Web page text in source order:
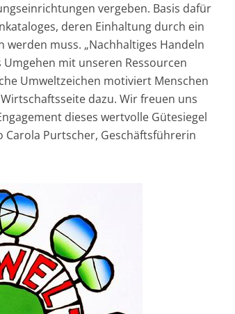
vergeben. Basis dafür
deren Einhaltung durch ein
muss. „Nachhaltiges Handeln
mit unseren Ressourcen
Umweltzeichen motiviert Menschen
dazu. Wir freuen uns
dieses wertvolle Gütesiegel
Purtscher, Geschäftsführerin